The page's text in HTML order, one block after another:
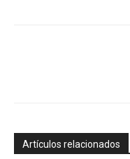
Artículos relacionados